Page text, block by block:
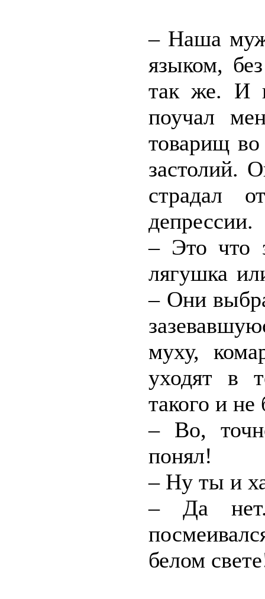
– Наша
языком,
так же. И
поучал
товарищ
застолий.
страдал
депрессии.
– Это что
лягушка
– Они
муху,
уходят в
такого и
– Во,
понял!
– Ну ты и
– Да
белом